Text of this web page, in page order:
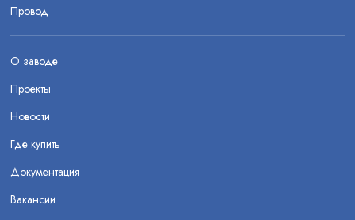
Провод
О заводе
Проекты
Новости
Где купить
Документация
Вакансии